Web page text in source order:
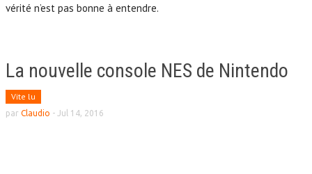
vérité n’est pas bonne à entendre.
La nouvelle console NES de Nintendo
Vite lu
par Claudio - Jul 14, 2016